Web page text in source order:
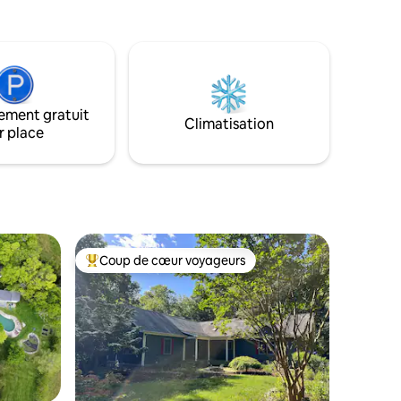
et
avec
supplémentaire. Idéal pour les mariages,
les enterrements de vie de jeune fille et
d'autres événements spéciaux.
gratuit
place
Climatisation
Coups de cœur voyageurs les plus appréciés
Coup de cœur voyageurs